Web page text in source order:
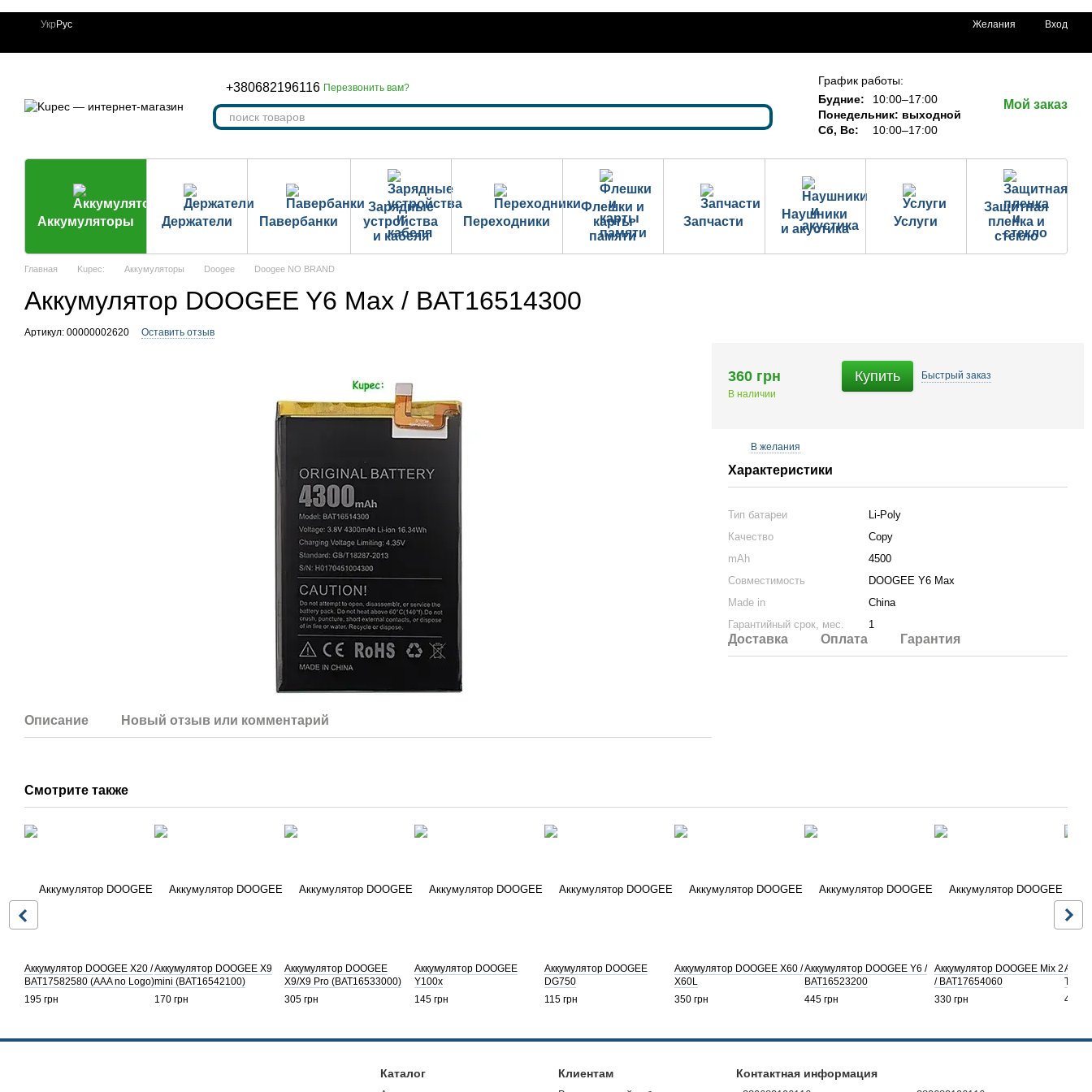
Перейти к основному контенту
Укр Рус Желания Вход
+380682196116 Перезвонить вам?
График работы:
Будние:
10:00–17:00
Понедельник: выходной
Сб, Вс:
10:00–17:00
Мой заказ
Аккумуляторы Держатели Павербанки
Зарядные
устройства
и кабеля
Переходники
Флешки и
карты
памяти
Запчасти
Наушники
и акустика
Услуги
Защитная
пленка и
стекло
Главная Kupec: Аккумуляторы Doogee Doogee NO BRAND
Аккумулятор DOOGEE Y6 Max / BAT16514300
Артикул: 00000002620 Оставить отзыв
Описание Новый отзыв или комментарий
360 грн
В наличии
Купить Быстрый заказ
В желания
Характеристики
Тип батареи
Li-Poly
Качество
Copy
mAh
4500
Совместимость
DOOGEE Y6 Max
Made in
China
Гарантийный срок, мес.
1
Доставка Оплата Гарантия
Смотрите также
Аккумулятор DOOGEE X20 /
BAT17582580 (AAA no Logo)
195 грн
Аккумулятор DOOGEE X9
mini (BAT16542100)
170 грн
Аккумулятор DOOGEE
X9/X9 Pro (BAT16533000)
305 грн
Аккумулятор DOOGEE
Y100x
145 грн
Аккумулятор DOOGEE
DG750
115 грн
Аккумулятор DOOGEE X60 /
X60L
350 грн
Аккумулятор DOOGEE Y6 /
BAT16523200
445 грн
Аккумулятор DOOGEE Mix 2
/ BAT17654060
330 грн
T6
485
Каталог Клиентам Контактная информация